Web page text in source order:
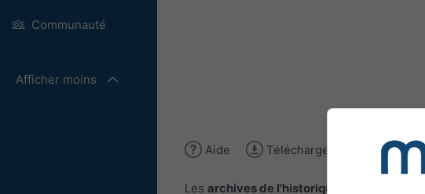
Communauté
Afficher moins
Aide Télécharger l'image
Les archives de l'historique des simulations